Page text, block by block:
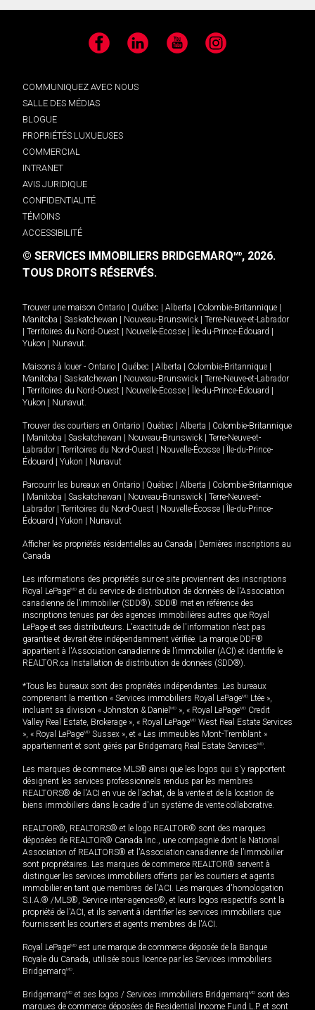
Facebook LinkedIn YouTube Instagram
COMMUNIQUEZ AVEC NOUS
SALLE DES MÉDIAS
BLOGUE
PROPRIÉTÉS LUXUEUSES
COMMERCIAL
INTRANET
AVIS JURIDIQUE
CONFIDENTIALITÉ
TÉMOINS
ACCESSIBILITÉ
© SERVICES IMMOBILIERS BRIDGEMARQMD, 2026.
TOUS DROITS RÉSERVÉS.
Trouver une maison Ontario Québec Alberta Colombie-Britannique
Manitoba
Saskatchewan Nouveau-Brunswick
Terre-Neuve-et-Labrador
Territoires du Nord-Ouest Nouvelle-Écosse Île-du-Prince-Édouard
Yukon
Nunavut.
Maisons à louer - Ontario Québec Alberta Colombie-Britannique
Manitoba
Saskatchewan Nouveau-Brunswick
Terre-Neuve-et-Labrador
Territoires du Nord-Ouest Nouvelle-Écosse Île-du-Prince-Édouard
Yukon
Nunavut.
Trouver des courtiers en Ontario Québec Alberta
Colombie-Britannique
Manitoba Saskatchewan Nouveau-Brunswick
Terre-Neuve-et-
Labrador
Territoires du Nord-Ouest Nouvelle-Écosse
Île-du-Prince-
Édouard
Yukon Nunavut
Parcourir les bureaux en Ontario Québec Alberta
Colombie-Britannique
Manitoba Saskatchewan Nouveau-Brunswick
Terre-Neuve-et-
Labrador
Territoires du Nord-Ouest Nouvelle-Écosse
Île-du-Prince-
Édouard
Yukon Nunavut
Afficher les propriétés résidentielles au Canada
Dernières inscriptions au
Canada
Les informations des propriétés sur ce site proviennent des inscriptions
Royal LePageMD et du service de distribution de données de l'Association
canadienne de l’immobilier (SDD®). SDD® met en référence des
inscriptions tenues par des agences immobilières autres que Royal
LePage et ses distributeurs. L'exactitude de l'information n'est pas
garantie et devrait être indépendamment vérifiée. La marque DDF®
appartient à l'Association canadienne de l’immobilier (ACI) et identifie le
REALTOR.ca Installation de distribution de données (SDD®).
*Tous les bureaux sont des propriétés indépendantes. Les bureaux
comprenant la mention « Services immobiliers Royal LePageMD Ltée »,
incluant sa division « Johnston & Daniel MD », « Royal LePageMD Credit
Valley Real Estate, Brokerage », « Royal LePageMD West Real Estate Services
», « Royal LePageMD Sussex », et « Les immeubles Mont-Tremblant »
appartiennent et sont gérés par Bridgemarq Real Estate ServicesMD.
Les marques de commerce MLS® ainsi que les logos qui s'y rapportent
désignent les services professionnels rendus par les membres
REALTORS® de l'ACI en vue de l'achat, de la vente et de la location de
biens immobiliers dans le cadre d'un système de vente collaborative.
REALTOR®, REALTORS® et le logo REALTOR® sont des marques
déposées de REALTOR® Canada Inc., une compagnie dont la National
Association of REALTORS® et l'Association canadienne de l’immobilier
sont propriétaires. Les marques de commerce REALTOR® servent à
distinguer les services immobiliers offerts par les courtiers et agents
immobilier en tant que membres de l'ACI. Les marques d'homologation
S.I.A.® /MLS®, Service inter-agences®, et leurs logos respectifs sont la
propriété de l'ACI, et ils servent à identifier les services immobiliers que
fournissent les courtiers et agents membres de l'ACI.
Royal LePageMD est une marque de commerce déposée de la Banque
Royale du Canada, utilisée sous licence par les Services immobiliers
BridgemarqMD.
BridgemarqMD et ses logos / Services immobiliers BridgemarqMD sont des
marques de commerce déposées de Residential Income Fund L.P. et sont